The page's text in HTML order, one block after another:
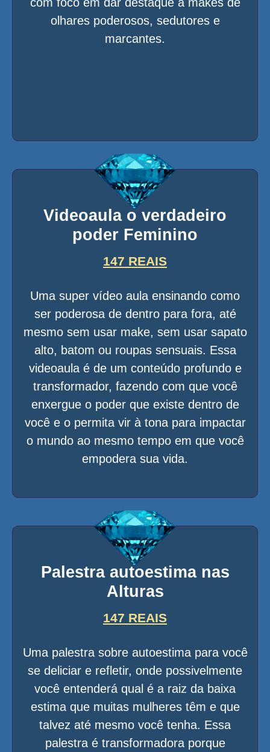
olhares poderosos, sedutores e
marcantes.
Videoaula o verdadeiro
poder Feminino
147 REAIS
Uma super vídeo aula ensinando como
ser poderosa de dentro para fora, até
mesmo sem usar make, sem usar sapato
alto, batom ou roupas sensuais. Essa
videoaula é de um conteúdo profundo e
transformador, fazendo com que você
enxergue o poder que existe dentro de
você e o permita vir à tona para impactar
o mundo ao mesmo tempo em que você
empodera sua vida.
Palestra autoestima nas
Alturas
147 REAIS
Uma palestra sobre autoestima para você
se deliciar e refletir, onde possivelmente
você entenderá qual é a raiz da baixa
estima que muitas mulheres têm e que
talvez até mesmo você tenha. Essa
palestra é transformadora porque